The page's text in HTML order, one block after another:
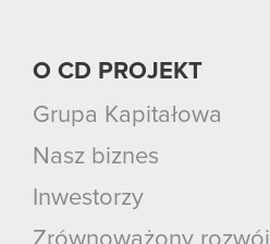
O CD PROJEKT
Grupa Kapitałowa
Nasz biznes
Inwestorzy